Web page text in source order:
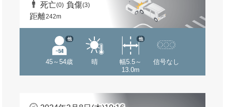
死亡(0) 負傷(3)
距離242m
45～54歳
他
晴
幅5.5～
13.0m
他
信号なし